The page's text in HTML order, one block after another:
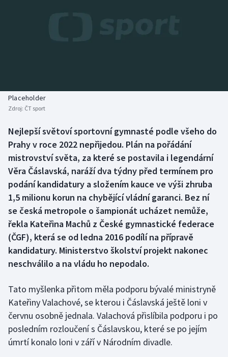
Biatlon
Box
Curling
Dostihy
Florbal
Futsal
Golf
Gymnastika
Házená
Jezdectví
Aplikace ČT sport
Placeholder
Zdroj: ČT sport
Nejlepší světoví sportovní gymnasté podle všeho do
Prahy v roce 2022 nepřijedou. Plán na pořádání
mistrovství světa, za které se postavila i legendární
Věra Čáslavská, naráží dva týdny před termínem pro
podání kandidatury a složením kauce ve výši zhruba
1,5 milionu korun na chybějící vládní garanci. Bez ní
se česká metropole o šampionát ucházet nemůže,
řekla Kateřina Machů z České gymnastické federace
(ČGF), která se od ledna 2016 podílí na přípravě
kandidatury. Ministerstvo školství projekt nakonec
neschválilo a na vládu ho nepodalo.
Tato myšlenka přitom měla podporu bývalé ministryně
Kateřiny Valachové, se kterou i Čáslavská ještě loni v
červnu osobně jednala. Valachová přislíbila podporu i po
posledním rozloučení s Čáslavskou, které se po jejím
úmrtí konalo loni v září v Národním divadle.